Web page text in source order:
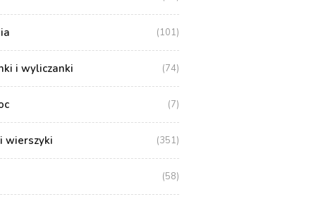
(101)
i wyliczanki (74)
(7)
wierszyki (351)
(58)